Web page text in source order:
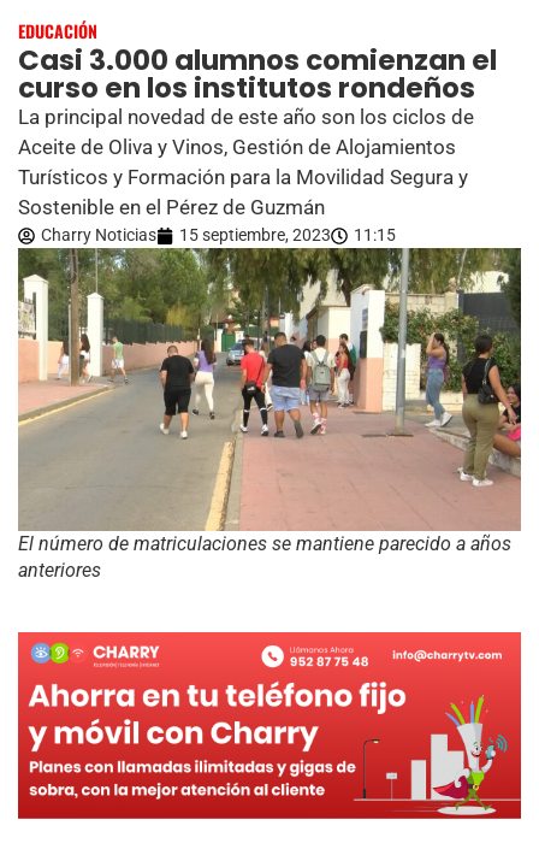
EDUCACIÓN
Casi 3.000 alumnos comienzan el
curso en los institutos rondeños
La principal novedad de este año son los ciclos de
Aceite de Oliva y Vinos, Gestión de Alojamientos
Turísticos y Formación para la Movilidad Segura y
Sostenible en el Pérez de Guzmán
Charry Noticias 15 septiembre, 2023 11:15
El número de matriculaciones se mantiene parecido a años
anteriores